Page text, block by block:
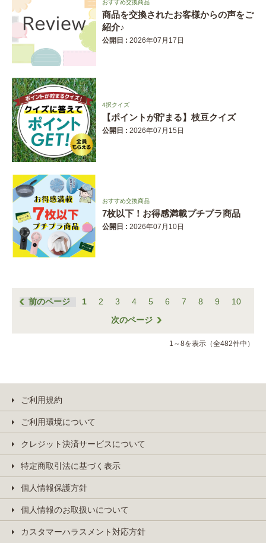
おすすめ交換商品
商品を交換されたお客様からの声をご
紹介♪
公開日 :2026年07月17日
4択クイズ
【ポイントが貯まる】枝豆クイズ
公開日 :2026年07月15日
おすすめ交換商品
7枚以下！お得感満載プチプラ商品
公開日 :2026年07月10日
前のページ 1 2 3 4 5 6 7 8 9
10
次のページ
1～8を表示（全482件中）
ご利用規約
ご利用環境について
クレジット決済サービスについて
特定商取引法に基づく表示
個人情報保護方針
個人情報のお取扱いについて
カスタマーハラスメント対応方針